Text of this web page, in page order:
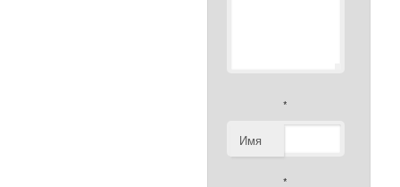
Имя
*
*